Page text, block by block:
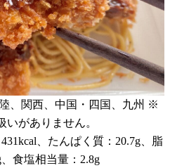
、関西、中国・四国、九州 ※
がありません。
、たんぱく質：20.7g、脂
食塩相当量：2.8g